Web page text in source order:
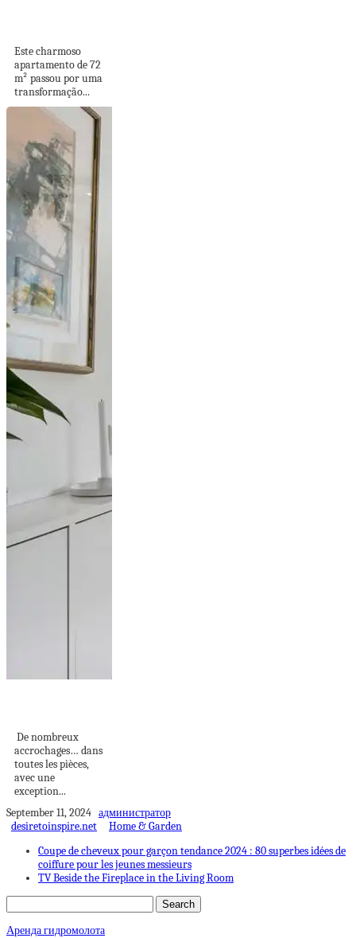
Este charmoso
apartamento de 72
m² passou por uma
transformação...
De nombreux
accrochages… dans
toutes les pièces,
avec une
exception...
September 11, 2024 администратор
desiretoinspire.net
Home & Garden
Coupe de cheveux pour garçon tendance 2024 : 80 superbes idées de
coiffure pour les jeunes messieurs
TV Beside the Fireplace in the Living Room
Аренда гидромолота